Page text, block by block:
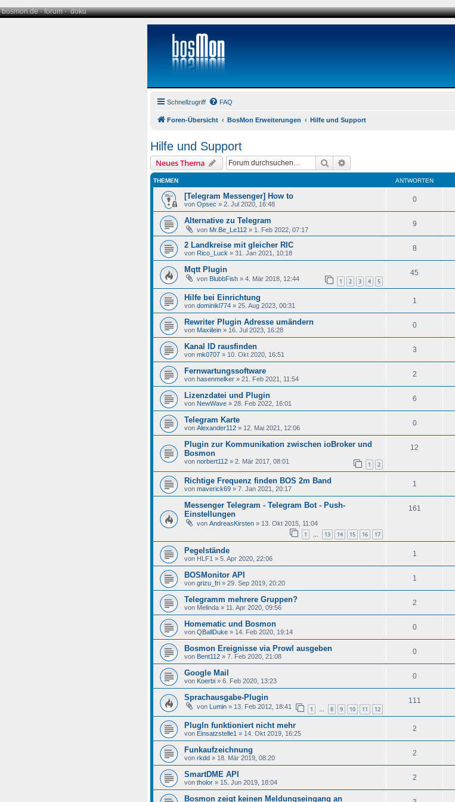
bosmon.de·forum·doku
Schnellzugriff FAQ
Foren-Übersicht BosMon Erweiterungen Hilfe und Support
Hilfe und Support
Neues Thema Suche
THEMEN ANTWORTEN
[Telegram Messenger] How to
von Opsec » 2. Jul 2020, 16:48
0
Alternative zu Telegram
von Mr.Be_Le112 » 1. Feb 2022, 07:17
9
2 Landkreise mit gleicher RIC
von Rico_Luck » 31. Jan 2021, 10:18
8
Mqtt Plugin
von BlubbFish » 4. Mär 2018, 12:44 1 2 3 4 5
45
Hilfe bei Einrichtung
von dominikl774 » 25. Aug 2023, 00:31
1
Rewriter Plugin Adresse umändern
von Maxiilein » 16. Jul 2023, 16:28
0
Kanal ID rausfinden
von mk0707 » 10. Okt 2020, 16:51
3
Fernwartungssoftware
von hasenmelker » 21. Feb 2021, 11:54
2
Lizenzdatei und Plugin
von NewWave » 28. Feb 2022, 16:01
6
Telegram Karte
von Alexander112 » 12. Mai 2021, 12:06
0
Plugin zur Kommunikation zwischen ioBroker und
Bosmon
von norbert112 » 2. Mär 2017, 08:01 1 2
12
Richtige Frequenz finden BOS 2m Band
von maverick69 » 7. Jan 2021, 20:17
1
Messenger Telegram - Telegram Bot - Push-
Einstellungen
von AndreasKirsten » 13. Okt 2015, 11:04
1 … 13 14 15 16 17
161
Pegelstände
von HLF1 » 5. Apr 2020, 22:06
1
BOSMonitor API
von grizu_fri » 29. Sep 2019, 20:20
1
Telegramm mehrere Gruppen?
von Melinda » 11. Apr 2020, 09:56
2
Homematic und Bosmon
von QBallDuke » 14. Feb 2020, 19:14
0
Bosmon Ereignisse via Prowl ausgeben
von Bent112 » 7. Feb 2020, 21:08
0
Google Mail
von Koerbi » 6. Feb 2020, 13:23
0
Sprachausgabe-Plugin
von Lumin » 13. Feb 2012, 18:41 1 … 8 9 10 11 12
111
PlugIn funktioniert nicht mehr
von Einsatzstelle1 » 14. Okt 2019, 16:25
2
Funkaufzeichnung
von rkdd » 18. Mär 2019, 08:20
2
SmartDME API
von tholor » 15. Jun 2019, 18:04
2
Bosmon zeigt keinen Meldungseingang an